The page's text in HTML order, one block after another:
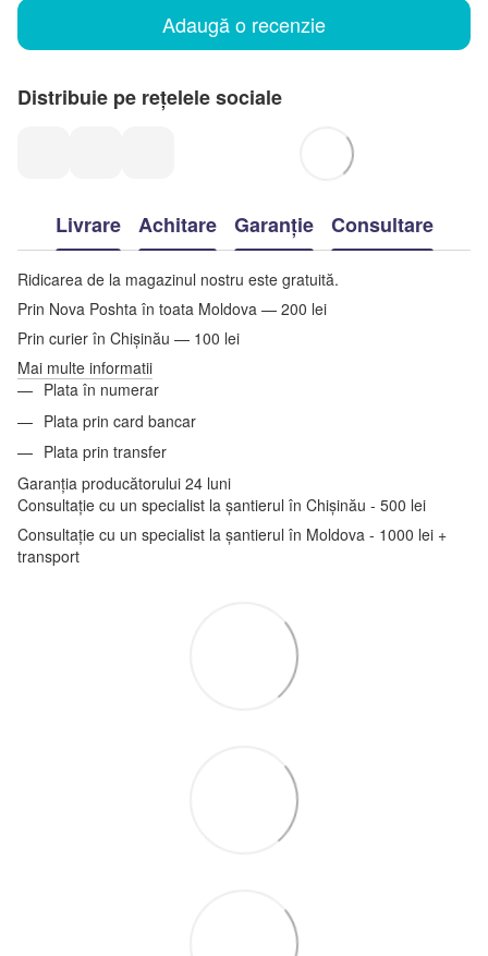
Adaugă o recenzie
Distribuie pe rețelele sociale
Livrare Achitare Garanție Consultare
Ridicarea de la magazinul nostru este gratuită.
Prin Nova Poshta în toata Moldova — 200 lei
Prin curier în Chișinău — 100 lei
Mai multe informatii
Plata în numerar
Plata prin card bancar
Plata prin transfer
Garanția producătorului 24 luni
Consultație cu un specialist la șantierul în Chișinău - 500 lei
Consultație cu un specialist la șantierul în Moldova - 1000 lei +
transport